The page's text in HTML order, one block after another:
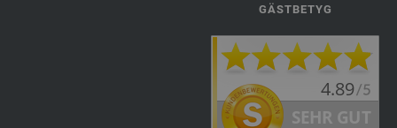
GÄSTBETYG